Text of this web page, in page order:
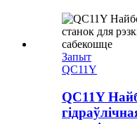
Запыт
QC11Y
QC11Y